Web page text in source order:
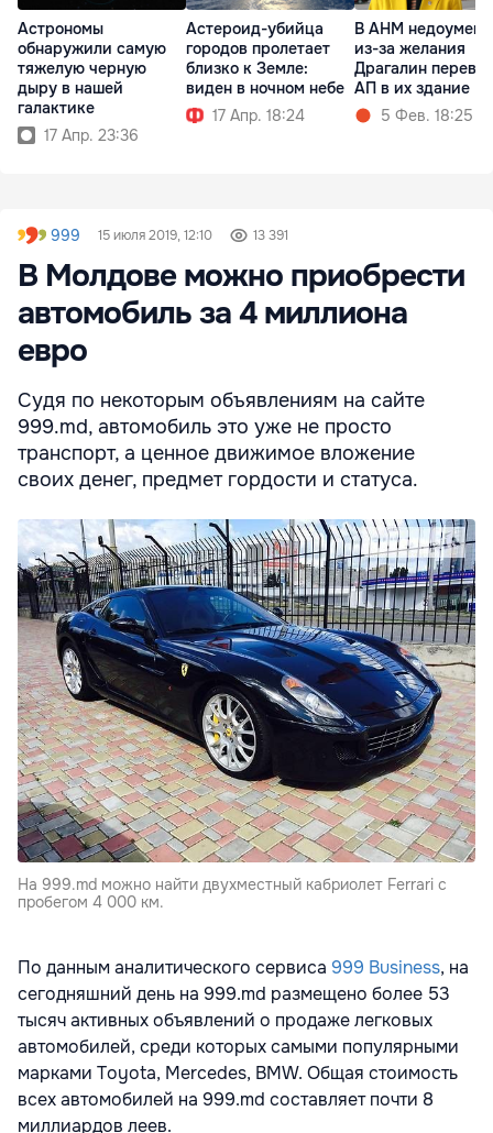
Астрономы
обнаружили самую
тяжелую черную
дыру в нашей
галактике
17 Апр. 23:36
Астероид-убийца
городов пролетает
близко к Земле:
виден в ночном небе
17 Апр. 18:24
​В АНМ
из-за желания
Драгалин
АП в их здание
5 Фев. 18:25
999 15 июля 2019, 12:10 13 391
В Молдове можно приобрести
автомобиль за 4 миллиона
евро
Судя по некоторым объявлениям на сайте
999.md, автомобиль это уже не просто
транспорт, а ценное движимое вложение
своих денег, предмет гордости и статуса.
На 999.md можно найти двухместный кабриолет Ferrari с
пробегом 4 000 км.
По данным аналитического сервиса 999 Business, на
сегодняшний день на 999.md размещено более 53
тысяч активных объявлений о продаже легковых
автомобилей, среди которых самыми популярными
марками Toyota, Mercedes, BMW. Общая стоимость
всех автомобилей на 999.md составляет почти 8
миллиардов леев.